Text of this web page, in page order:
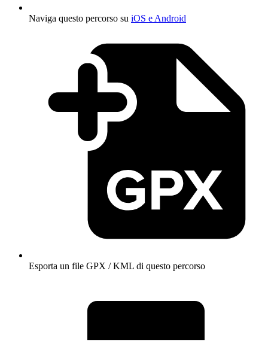
Naviga questo percorso su iOS e Android
Esporta un file GPX / KML di questo percorso